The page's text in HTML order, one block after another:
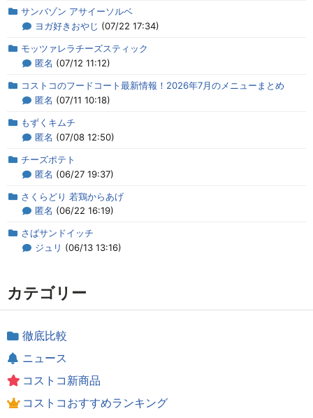
サンバゾン アサイーソルベ
ヨガ好きおやじ (07/22 17:34)
モッツァレラチーズスティック
匿名 (07/12 11:12)
コストコのフードコート最新情報！2026年7月のメニューまとめ
匿名 (07/11 10:18)
もずくキムチ
匿名 (07/08 12:50)
チーズポテト
匿名 (06/27 19:37)
さくらどり 若鶏からあげ
匿名 (06/22 16:19)
さばサンドイッチ
ジュリ (06/13 13:16)
カテゴリー
徹底比較
ニュース
コストコ新商品
コストコおすすめランキング